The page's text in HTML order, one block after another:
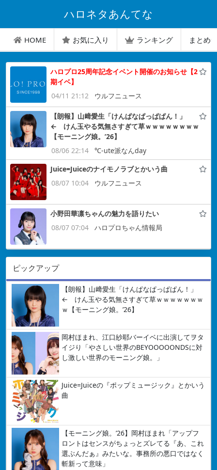
ハロネタあんてな
HOME お気に入り ランキング まとめ
ハロプロ25周年記念イベント開催のお知らせ【2
期イベ】
04/11 21:12
ウルフニュース
【朗報】山﨑愛生「けんぱなぱっぱぱん！」
← けん玉やる気無さすぎて草ｗｗｗｗｗｗｗｗ
【モーニング娘。’26】
08/06 22:14
℃-ute派なんday
Juice=Juiceのナイモノラブとかいう曲
08/07 10:04
ウルフニュース
小野田華凛ちゃんの魅力を語りたい
08/07 07:04
ハロプロちゃん情報局
ピックアップ
【朗報】山﨑愛生「けんぱなぱっぱぱん！」
← けん玉やる気無さすぎて草ｗｗｗｗｗｗｗ
ｗ【モーニング娘。’26】
岡村ほまれ、江口紗耶バーイベに出演してヲタ
イジり「やさしい世界のBEYOOOOONDSに対
し激しい世界のモーニング娘。」
Juice=Juiceの『ポップミュージック』とかいう
曲
【モーニング娘。’26】岡村ほまれ「アップフ
ロントはセンスがちょっとズレてる『あ、これ
選ぶんだぁ』みたいな。事務所の悪口ではなく
斬新って意味」